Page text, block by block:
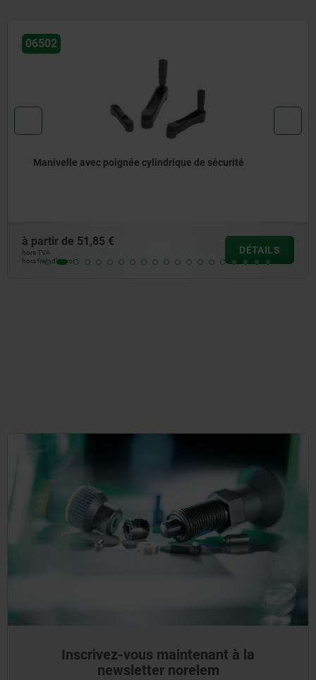
06480
Manivelle dégagée similaire à DIN 468
à partir de22,07 €
hors TVA
hors frais d’envoi
DÉTAILS
Inscrivez-vous maintenant à la
newsletter norelem